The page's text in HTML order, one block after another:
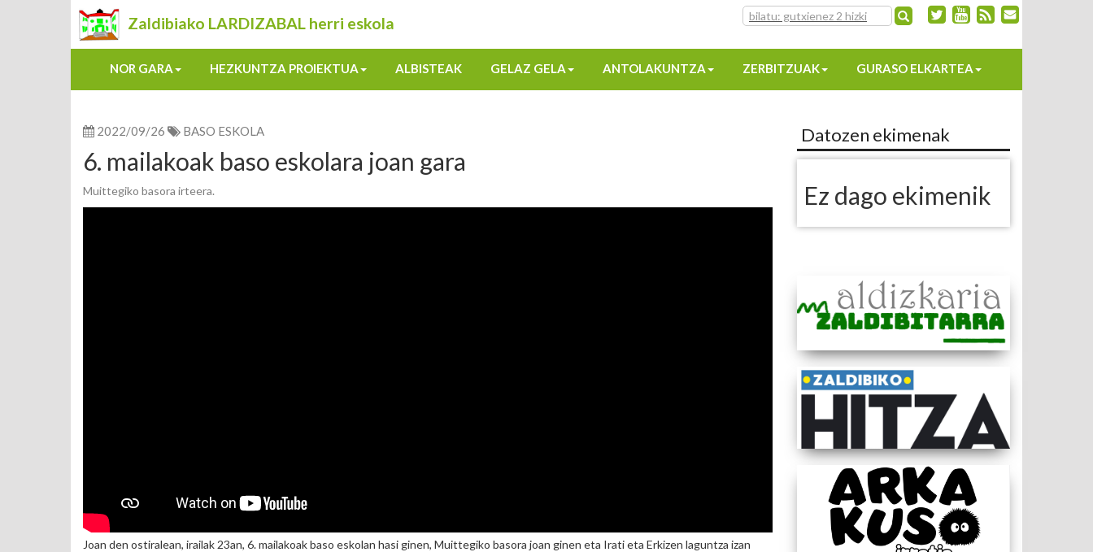
Zaldibiako LARDIZABAL herri eskola
NOR GARA HEZKUNTZA PROIEKTUA ALBISTEAK GELAZ GELA ANTOLAKUNTZA ZERBITZUAK GURASO ELKARTEA
2022/09/26 BASO ESKOLA
6. mailakoak baso eskolara joan gara
Muittegiko basora irteera.
Joan den ostiralean, irailak 23an, 6. mailakoak baso eskolan hasi ginen, Muittegiko basora joan ginen eta Irati eta Erkizen laguntza izan
Datozen ekimenak
Ez dago ekimenik